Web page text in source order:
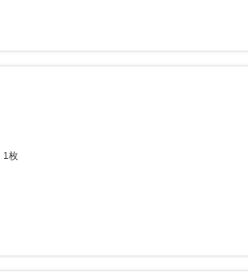
1枚